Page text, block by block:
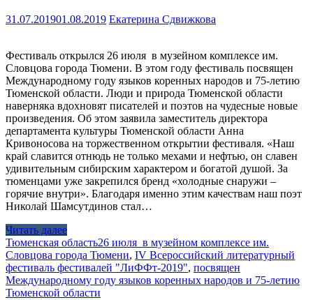
31.07.201901.08.2019 Екатерина Сдвижкова
Фестиваль открылся 26 июля в музейном комплексе им.
Словцова города Тюмени. В этом году фестиваль посвящен
Международному году языков коренных народов и 75-летию
Тюменской области. Люди и природа Тюменской области
наверняка вдохновят писателей и поэтов на чудесные новые
произведения. Об этом заявила заместитель директора
департамента культуры Тюменской области Анна
Кривоносова на торжественном открытии фестиваля. «Наш
край славится отнюдь не только мехами и нефтью, он славен
удивительным сибирским характером и богатой душой. За
тюменцами уже закрепился бренд «холодные снаружи –
горячие внутри». Благодаря именно этим качествам наш поэт
Николай Шамсутдинов стал…
Читать далее
Тюменская область26 июля в музейном комплексе им.
Словцова города Тюмени, IV Всероссийский литературный
фестиваль фестивалей "ЛиФФт-2019", посвящен
Международному году языков коренных народов и 75-летию
Тюменской области